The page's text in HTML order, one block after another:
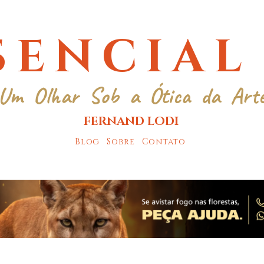
Olhar Sob a Ótica da
FERNAND LODI
Blog Sobre Contato